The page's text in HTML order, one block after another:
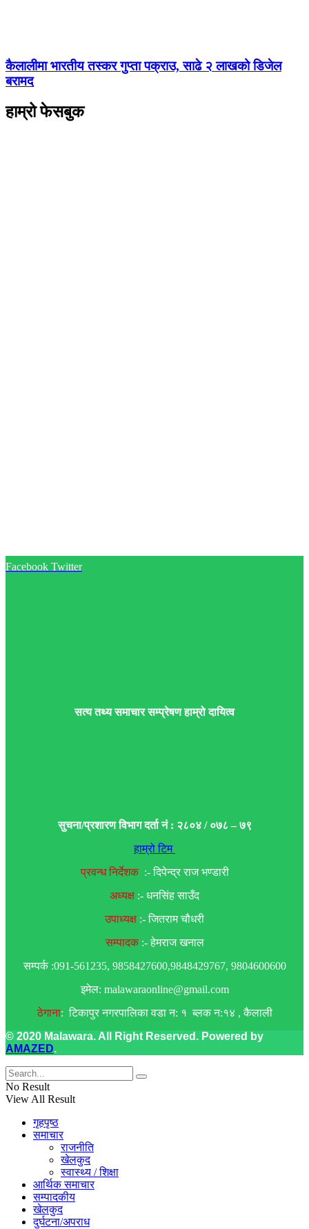
कैलालीमा भारतीय तस्कर गुप्ता पक्राउ, साढे २ लाखको डिजेल
बरामद
हाम्रो फेसबुक
Facebook Twitter
सत्य तथ्य समाचार सम्प्रेषण हाम्रो दायित्व
सुचना/प्रशारण विभाग दर्ता नं : २८०४ / ०७८ – ७९
हाम्रो टिम
प्रवन्ध निर्देशक:- दिपेन्द्र राज भण्डारी
अध्यक्ष :- धनसिंह साउँद
उपाध्यक्ष :- जितराम चौधरी
सम्पादक:- हेमराज खनाल
सम्पर्क :091-561235, 9858427600,9848429767, 9804600600
इमेल: malawaraonline@gmail.com
ठेगाना: टिकापुर नगरपालिका वडा न: १ ब्लक न:१४ , कैलाली
© 2020 Malawara. All Right Reserved. Powered by
AMAZED.
No Result
View All Result
गृहपृष्ठ
समाचार
राजनीति
खेलकुद
स्वास्थ्य / शिक्षा
आर्थिक समाचार
सम्पादकीय
खेलकुद
दुर्घटना/अपराध